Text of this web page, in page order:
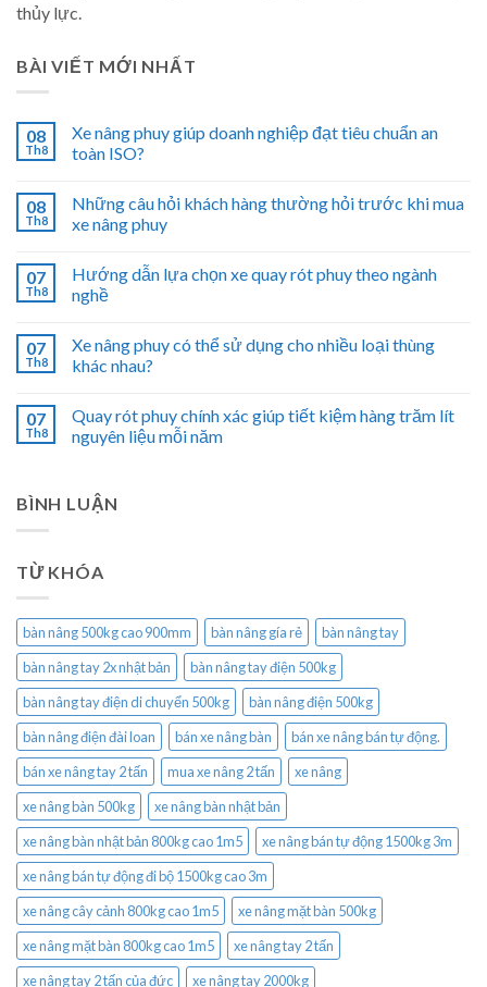
thủy lực.
BÀI VIẾT MỚI NHẤT
08
Th8
Xe nâng phuy giúp doanh nghiệp đạt tiêu chuẩn an
toàn ISO?
08
Th8
Những câu hỏi khách hàng thường hỏi trước khi mua
xe nâng phuy
07
Th8
Hướng dẫn lựa chọn xe quay rót phuy theo ngành
nghề
07
Th8
Xe nâng phuy có thể sử dụng cho nhiều loại thùng
khác nhau?
07
Th8
Quay rót phuy chính xác giúp tiết kiệm hàng trăm lít
nguyên liệu mỗi năm
BÌNH LUẬN
TỪ KHÓA
bàn nâng 500kg cao 900mm bàn nâng gía rẻ
bàn nâng tay
bàn nâng tay 2x nhật bản
bàn nâng tay điện 500kg
bàn nâng tay điện di chuyển 500kg
bàn nâng điện 500kg
bàn nâng điện đài loan
bán xe nâng bàn
bán xe nâng bán tự động.
bán xe nâng tay 2 tấn
mua xe nâng 2 tấn
xe nâng
xe nâng bàn 500kg
xe nâng bàn nhật bản
xe nâng bàn nhật bản 800kg cao 1m5
xe nâng bán tự động 1500kg 3m
xe nâng bán tự động đi bộ 1500kg cao 3m
xe nâng cây cảnh 800kg cao 1m5
xe nâng mặt bàn 500kg
xe nâng mặt bàn 800kg cao 1m5
xe nâng tay 2 tấn
xe nâng tay 2 tấn của đức
xe nâng tay 2000kg